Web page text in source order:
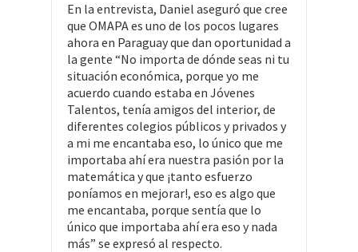
En la entrevista, Daniel aseguró que cree
que OMAPA es uno de los pocos lugares
ahora en Paraguay que dan oportunidad a
la gente “No importa de dónde seas ni tu
situación económica, porque yo me
acuerdo cuando estaba en Jóvenes
Talentos, tenía amigos del interior, de
diferentes colegios públicos y privados y
a mi me encantaba eso, lo único que me
importaba ahí era nuestra pasión por la
matemática y que ¡tanto esfuerzo
poníamos en mejorar!, eso es algo que
me encantaba, porque sentía que lo
único que importaba ahí era eso y nada
más” se expresó al respecto.